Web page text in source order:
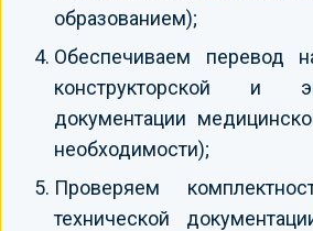
образованием);
Обеспечиваем перевод
конструкторской и
документации
необходимости);
Проверяем
технической